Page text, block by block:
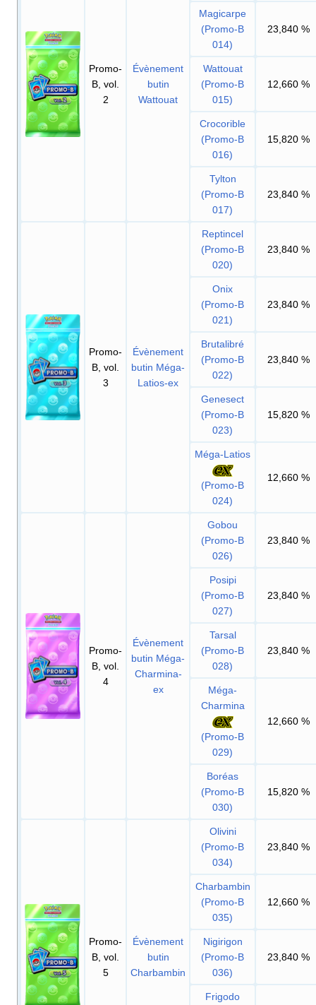
Promo-
B, vol.
2
Évènement
butin
Wattouat
Magicarpe
(Promo-B
014)
23,840 %
Wattouat
(Promo-B
015)
12,660 %
Crocorible
(Promo-B
016)
15,820 %
Tylton
(Promo-B
017)
23,840 %
Promo-
B, vol.
3
Évènement
butin Méga-
Latios-ex
Reptincel
(Promo-B
020)
23,840 %
Onix
(Promo-B
021)
23,840 %
Brutalibré
(Promo-B
022)
23,840 %
Genesect
(Promo-B
023)
15,820 %
Méga-Latios
(Promo-B
024)
12,660 %
Promo-
B, vol.
4
Évènement
butin Méga-
Charmina-
ex
Gobou
(Promo-B
026)
23,840 %
Posipi
(Promo-B
027)
23,840 %
Tarsal
(Promo-B
028)
23,840 %
Méga-
Charmina
(Promo-B
029)
12,660 %
Boréas
(Promo-B
030)
15,820 %
Promo-
B, vol.
5
Évènement
butin
Charbambin
Olivini
(Promo-B
034)
23,840 %
Charbambin
(Promo-B
035)
12,660 %
Nigirigon
(Promo-B
036)
23,840 %
Frigodo